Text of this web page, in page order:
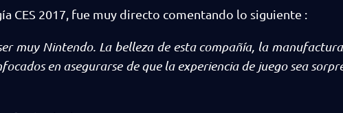
CES 2017, fue muy directo comentando lo siguiente :
muy Nintendo. La belleza de esta compañía, la
en asegurarse de que la experiencia de juego sea